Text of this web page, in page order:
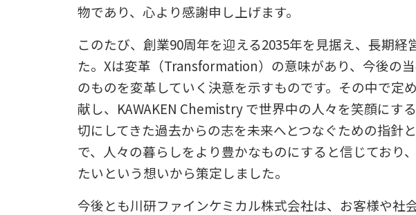
物であり、心より感謝申し上げます。
このたび、創業90周年を迎える2035年を見据え、長期経
た。 Xは変革（Transformation）の意味があり、今後の
のものを変革していく決意を示すものです。その中で定
献し、 KAWAKEN Chemistryで世界中の人々を笑顔にす
切にしてきた過去からの志を未来へとつなぐための指針
で、人々の暮らしをより豊かなものにすると信じており
たいという想いから策定しました。
今後とも川研ファインケミカル株式会社は、お客様や社